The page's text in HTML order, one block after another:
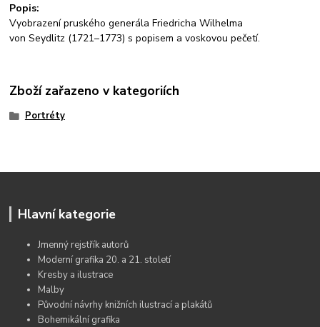
Popis:
Vyobrazení pruského generála Friedricha Wilhelma
von Seydlitz (1721–1773) s popisem a voskovou pečetí.
Zboží zařazeno v kategoriích
Portréty
Hlavní kategorie
Jmenný rejstřík autorů
Moderní grafika 20. a 21. století
Kresby a ilustrace
Malby
Původní návrhy knižních ilustrací a plakátů
Bohemikální grafika